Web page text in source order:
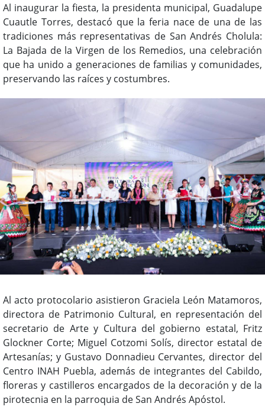
Al inaugurar la fiesta, la presidenta municipal, Guadalupe
Cuautle Torres, destacó que la feria nace de una de las
tradiciones más representativas de San Andrés Cholula:
La Bajada de la Virgen de los Remedios, una celebración
que ha unido a generaciones de familias y comunidades,
preservando las raíces y costumbres.
Al acto protocolario asistieron Graciela León Matamoros,
directora de Patrimonio Cultural, en representación del
secretario de Arte y Cultura del gobierno estatal, Fritz
Glockner Corte; Miguel Cotzomi Solís, director estatal de
Artesanías; y Gustavo Donnadieu Cervantes, director del
Centro INAH Puebla, además de integrantes del Cabildo,
floreras y castilleros encargados de la decoración y de la
pirotecnia en la parroquia de San Andrés Apóstol.